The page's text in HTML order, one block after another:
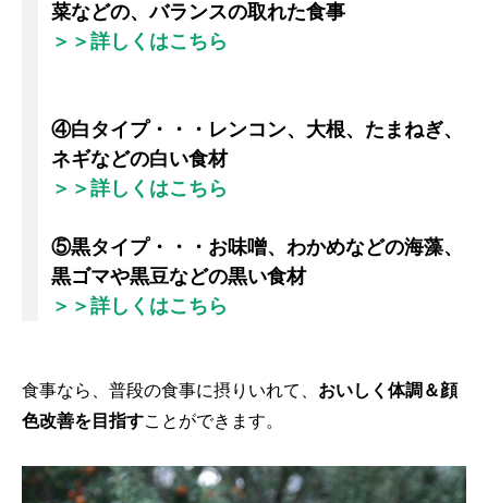
菜などの、バランスの取れた食事
＞＞詳しくはこちら
④白タイプ・・・レンコン、大根、たまねぎ、
ネギなどの白い食材
＞＞詳しくはこちら
⑤黒タイプ・・・お味噌、わかめなどの海藻、
黒ゴマや黒豆などの黒い食材
＞＞詳しくはこちら
食事なら、普段の食事に摂りいれて、 おいしく体調＆顔
色改善を目指すことができます。